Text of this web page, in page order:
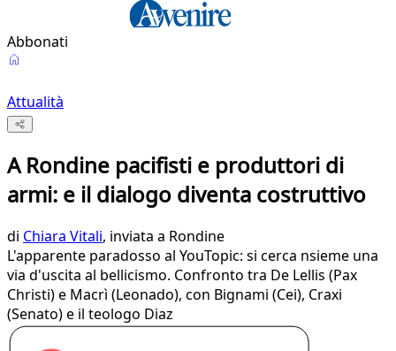
Abbonati
Attualità
A Rondine pacifisti e produttori di
armi: e il dialogo diventa costruttivo
di Chiara Vitali, inviata a Rondine
L'apparente paradosso al YouTopic: si cerca nsieme una
via d'uscita al bellicismo. Confronto tra De Lellis (Pax
Christi) e Macrì (Leonado), con Bignami (Cei), Craxi
(Senato) e il teologo Diaz